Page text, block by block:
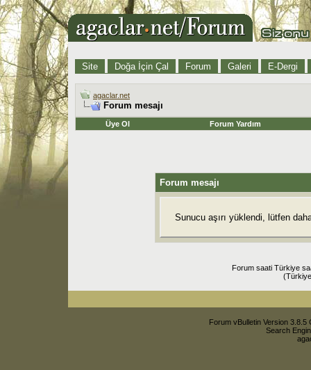
Site Doğa İçin Çal Forum Galeri E-Dergi
agaclar.net
Forum mesajı
Üye Ol Forum Yardım
Forum mesajı
Sunucu aşırı yüklendi, lütfen
Forum saati Türkiye
Forum vBulletin Version
Search